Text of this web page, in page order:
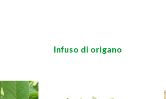
Infuso di origano